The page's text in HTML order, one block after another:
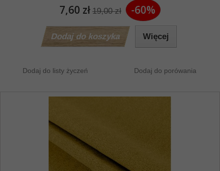
7,60 zł 19,00 zł -60%
Dodaj do koszyka Więcej
Dodaj do listy życzeń Dodaj do porówania